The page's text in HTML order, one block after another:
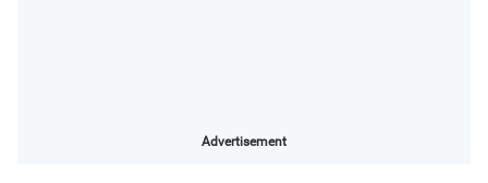
Advertisement